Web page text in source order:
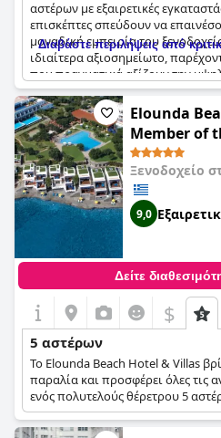
αστέρων με εξαιρετικές
επισκέπτες σπεύδουν να
μοναδική εμπειρία του
ιδιαίτερα αξιοσημείωτο,
που πραγματικά αξίζουν την
ορισμένοι επισκέπτες
μπορούσε να είναι πιο πλούσιο
να βελτιωθεί, συνολικά οι
άψογες και αξίζουν την
ορισμένοι επισκέπτες θεωρούν
υπολείπεται των προσδοκιών
στα πρότυπα που θέτουν άλλα
ίδια κατηγορία τιμής. Παρά το
πλειονότητα των επισκεπτών
από το ξενοδοχείο, θεωρώντας
και "ausgezeichnet".
Διαβάστε περιλήψεις από
Elounda
Member of
the World
Ξενοδοχείο
9,0
Δείτε
$
5 αστέρων
Το Elounda Beach Hotel & Villas
παραλία και προσφέρει όλες τις
ενός πολυτελούς θέρετρου 5
σουίτες και βίλες, ιδιωτικές
εξαιρετικά εστιατόρια και